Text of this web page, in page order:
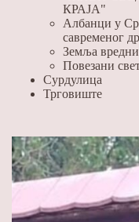
КРАЈА"
Албанци у
савременог
Земља
Повезани
Сурдулица
Трговиште